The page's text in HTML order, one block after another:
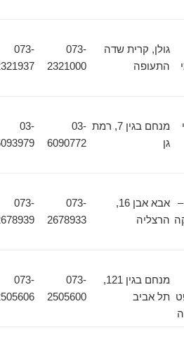
גולן, קרית שדה
התעופה
073-
2321000
073-
2321937
מנחם בגין 7, רמת 03-
6090772
03-
6093979
אבא אבן 16,
הרצליה
073-
2678933
073-
2678939
מנחם בגין 121,
תל אביב
073-
2505600
073-
2505606